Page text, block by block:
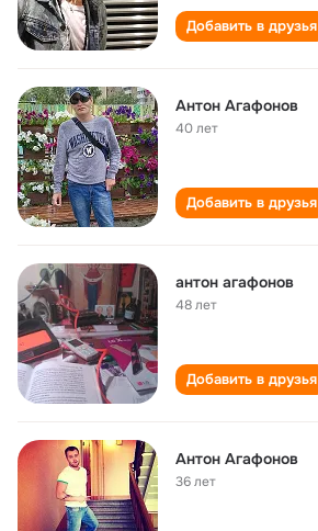
Добавить в друзья
Антон Агафонов
40 лет
Добавить в друзья
антон агафонов
48 лет
Добавить в друзья
Антон Агафонов
36 лет